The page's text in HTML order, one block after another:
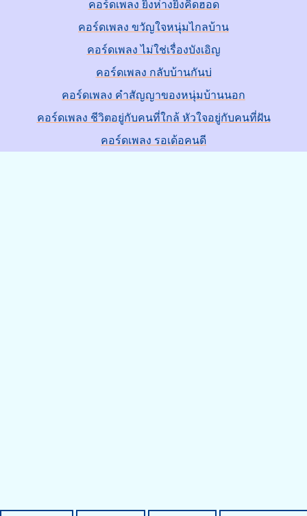
คอร์ดเพลง ยิ่งห่างยิ่งคิดฮอด
คอร์ดเพลง ขวัญใจหนุ่มไกลบ้าน
คอร์ดเพลง ไม่ใช่เรื่องบังเอิญ
คอร์ดเพลง กลับบ้านกันบ่
คอร์ดเพลง คำสัญญาของหนุ่มบ้านนอก
คอร์ดเพลง ชีวิตอยู่กับคนที่ใกล้ หัวใจอยู่กับคนที่ฝัน
คอร์ดเพลง รอเด้อคนดี